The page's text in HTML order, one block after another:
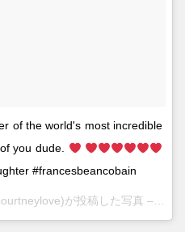
of the world's most incredible
you dude.
#francesbeancobain
Courtney Love Cobainさん(@courtneylove)が投稿した写真 –